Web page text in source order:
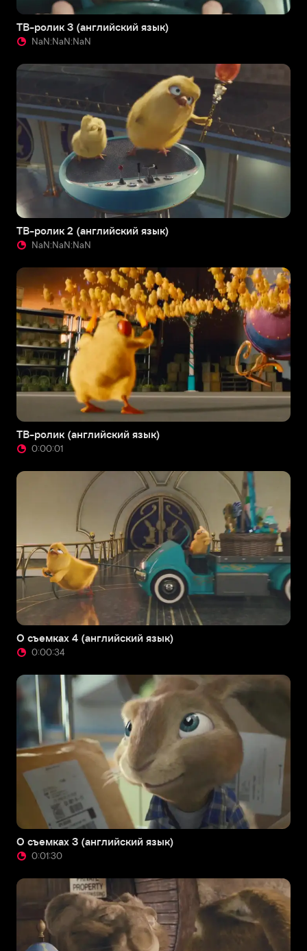
ТВ-ролик 3 (английский язык)
NaN:NaN:NaN
ТВ-ролик 2 (английский язык)
NaN:NaN:NaN
ТВ-ролик (английский язык)
0:00:01
О съемках 4 (английский язык)
0:00:34
О съемках 3 (английский язык)
0:01:30